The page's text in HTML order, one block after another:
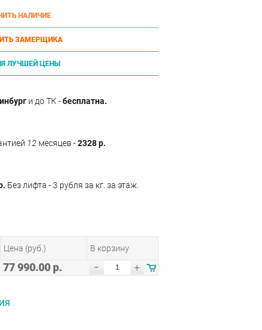
НАЛИЧИЕ
ЗАМЕРЩИКА
ЛУЧШЕЙ ЦЕНЫ
и до ТК -бесплатна.
12 месяцев -2328 р.
Без лифта - 3 рубля за кг. за этаж.
Цена (руб.) В корзину
77 990.00 р. - +